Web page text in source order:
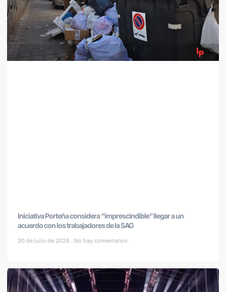
Iniciativa Porteña considera “imprescindible” llegar a un
acuerdo con los trabajadores de la SAG
30 de julio de 2026 No hay comentarios